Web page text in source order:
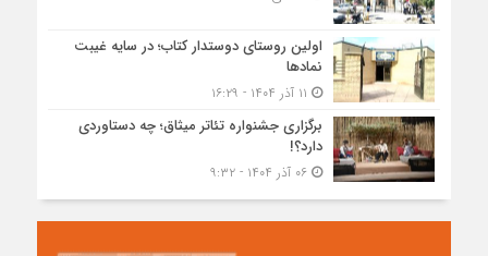
اولین روستای دوستدار کتاب؛ در سایه غیبت
نمادها
برگزاری جشنواره تئاتر میثاق؛ چه دستاوردی
دارد؟!
۰۶ آذر ۱۴۰۴ - ۹:۳۲